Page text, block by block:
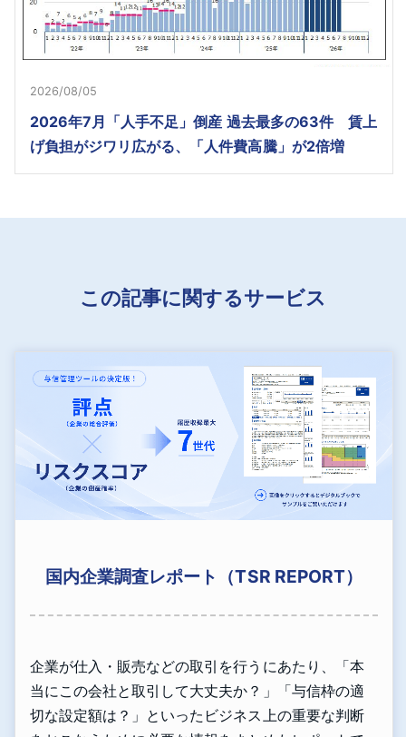
2026/08/05
2026年7月「人手不足」倒産 過去最多の63件 賃上
げ負担がジワリ広がる、「人件費高騰」が2倍増
この記事に関するサービス
国内企業調査レポート（TSR REPORT）
企業が仕入・販売などの取引を行うにあたり、「本
当にこの会社と取引して大丈夫か？」「与信枠の適
切な設定額は？」といったビジネス上の重要な判断